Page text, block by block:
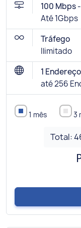
100 Mbps -
Até 1Gbps
Tráfego
Ilimitado
1
até 256
1 mês 3
Total: